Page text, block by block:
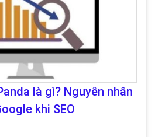
là gì? Nguyên nhân
khi SEO